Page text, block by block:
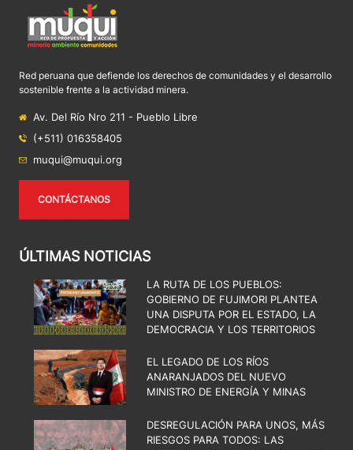
Red peruana que defiende los derechos de comunidades y el desarrollo
sostenible frente a la actividad minera.
Av. Del Río Nro 211 - Pueblo Libre
(+511) 016358405
muqui@muqui.org
CONTÁCTANOS
ÚLTIMAS NOTICIAS
LA RUTA DE LOS PUEBLOS:
GOBIERNO DE FUJIMORI PLANTEA
UNA DISPUTA POR EL ESTADO, LA
DEMOCRACIA Y LOS TERRITORIOS
EL LEGADO DE LOS RÍOS
ANARANJADOS DEL NUEVO
MINISTRO DE ENERGÍA Y MINAS
DESREGULACIÓN PARA UNOS, MÁS
RIESGOS PARA TODOS: LAS